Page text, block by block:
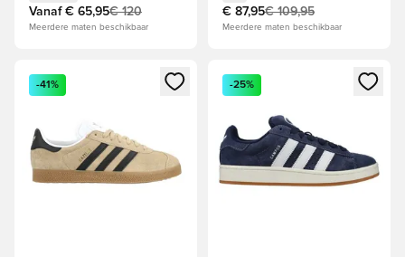
Vanaf € 65,95€ 120
Meerdere maten beschikbaar
€ 87,95€ 109,95
Meerdere maten beschikbaar
Opent een venster om in te loggen of je aan te melden als
-41%
Opent een venster om in te
-25%